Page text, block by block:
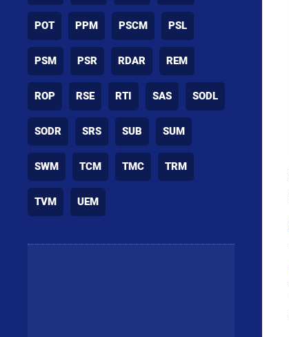
POT PPM PSCM PSL
PSM PSR RDAR REM
ROP RSE RTI SAS SODL
SODR SRS SUB SUM
SWM TCM TMC TRM
TVM UEM